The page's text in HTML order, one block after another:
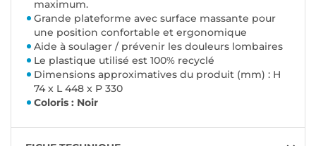
maximum.
Grande plateforme avec surface massante pour
une position confortable et ergonomique
Aide à soulager / prévenir les douleurs lombaires
Le plastique utilisé est 100% recyclé
Dimensions approximatives du produit (mm) : H
74 x L 448 x P 330
Coloris : Noir